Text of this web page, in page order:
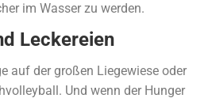
im Wasser zu werden.
Leckereien
auf der großen Liegewiese oder
Und wenn der Hunger